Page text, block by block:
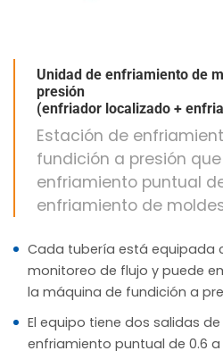
Unidad de enfriamiento de
presión
(enfriador localizado +
Estación de
fundición a presión
enfriamiento puntual
enfriamiento de
Cada tubería está equipada
monitoreo de flujo y puede
la máquina de fundición a
El equipo tiene dos salidas
enfriamiento puntual de 0.6 a